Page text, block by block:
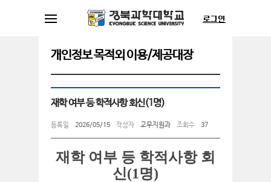
개인정보 목적외 이용/제공대장
재학 여부 등 학적사항 회신(1명)
등록일 2026/05/15 작성자 교무지원과 조회수 37
재학 여부 등 학적사항 회
신(1명)